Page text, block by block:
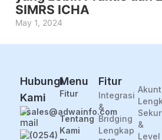
SIMRS ICHA
May 1, 2024
Hubungi
Kami
sales@adwainfo.com
(0254)
Menu
Fitur
Tentang
Kami
Fitur
Integrasi
&
Bridging
Lengkap
&
Level